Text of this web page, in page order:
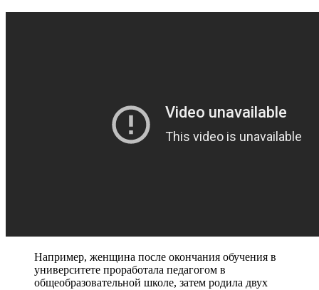
Например, женщина после окончания обучения в
университете проработала педагогом в
общеобразовательной школе, затем родила двух